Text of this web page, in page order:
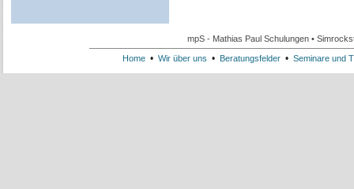
mpS - Mathias Paul Schulungen •
Home • Wir über uns • Beratungsfelder • Seminare und